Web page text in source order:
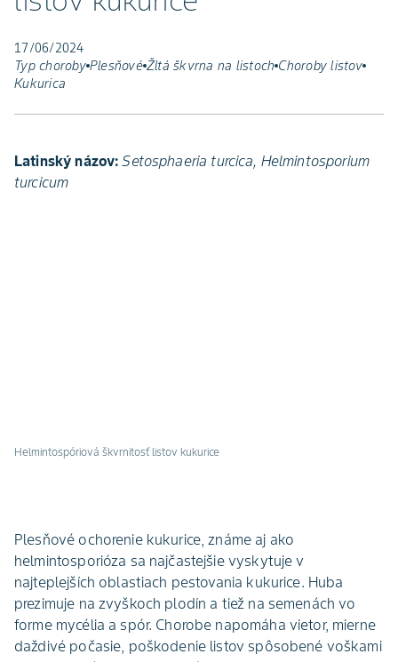
17/06/2024
Typ choroby Plesňové Žltá škvrna na listoch Choroby listov
Kukurica
Latinský názov: Setosphaeria turcica, Helmintosporium
turcicum
Helmintospóriová škvrnitosť listov kukurice
Plesňové ochorenie kukurice, známe aj ako
helmintosporióza sa najčastejšie vyskytuje v
najteplejších oblastiach pestovania kukurice. Huba
prezimuje na zvyškoch plodín a tiež na semenách vo
forme mycélia a spór. Chorobe napomáha vietor, mierne
daždivé počasie, poškodenie listov spôsobené voškami